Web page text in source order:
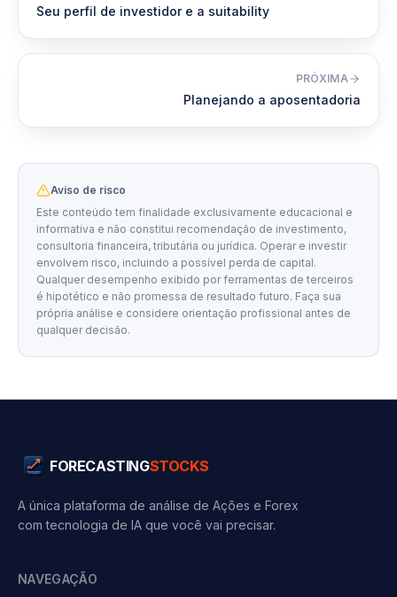
Seu perfil de investidor e a suitability
PRÓXIMA
Planejando a aposentadoria
Aviso de risco
Este conteúdo tem finalidade exclusivamente educacional e
informativa e não constitui recomendação de investimento,
consultoria financeira, tributária ou jurídica. Operar e investir
envolvem risco, incluindo a possível perda de capital.
Qualquer desempenho exibido por ferramentas de terceiros
é hipotético e não promessa de resultado futuro. Faça sua
própria análise e considere orientação profissional antes de
qualquer decisão.
FORECASTINGSTOCKS
A única plataforma de análise de Ações e Forex
com tecnologia de IA que você vai precisar.
NAVEGAÇÃO